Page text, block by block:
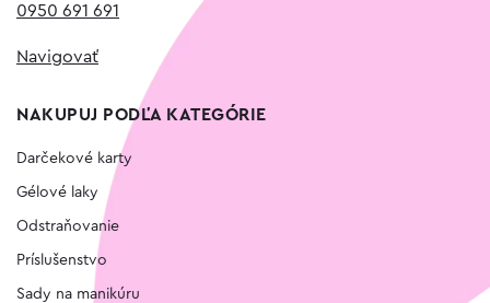
0950 691 691
Navigovať
NAKUPUJ PODĽA KATEGÓRIE
Darčekové karty
Gélové laky
Odstraňovanie
Príslušenstvo
Sady na manikúru